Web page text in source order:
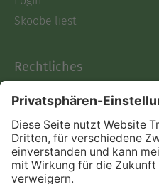
Skoobe liest
Rechtliches
AGB
Informationen nach Data
Act
Verträge hier kündigen